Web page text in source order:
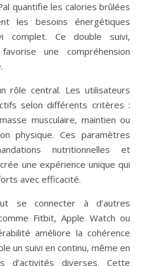
quantifie les calories brûlées
les besoins énergétiques
complet. Ce double suivi,
une compréhension
rôle central. Les utilisateurs
selon différents critères :
musculaire, maintien ou
physique. Ces paramètres
nutritionnelles et
une expérience unique qui
avec efficacité.
se connecter à d’autres
Fitbit, Apple Watch ou
améliore la cohérence
un suivi en continu, même en
diverses. Cette